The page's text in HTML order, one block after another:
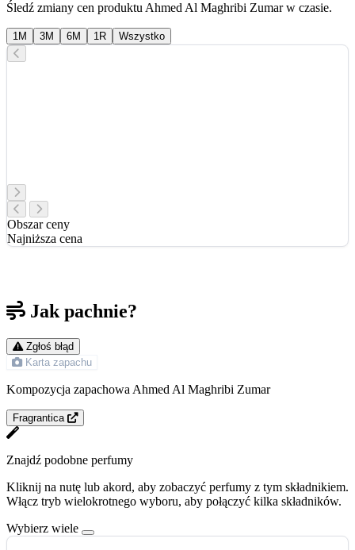
Śledź zmiany cen produktu Ahmed Al Maghribi Zumar w czasie.
1M 3M 6M 1R Wszystko
Obszar ceny
Najniższa cena
Jak pachnie?
Zgłoś błąd
Karta zapachu
Kompozycja zapachowa Ahmed Al Maghribi Zumar
Fragrantica
Znajdź podobne perfumy
Kliknij na nutę lub akord, aby zobaczyć perfumy z tym składnikiem.
Włącz tryb wielokrotnego wyboru, aby połączyć kilka składników.
Wybierz wiele